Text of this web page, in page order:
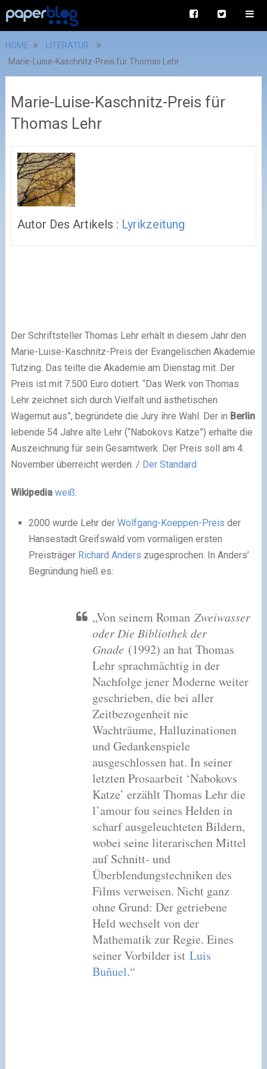
HOME
LITERATUR
Marie-Luise-Kaschnitz-Preis für Thomas Lehr
Marie-Luise-Kaschnitz-Preis für
Thomas Lehr
Autor Des Artikels : Lyrikzeitung
Der Schriftsteller Thomas Lehr erhält in diesem Jahr den
Marie-Luise-Kaschnitz-Preis der Evangelischen Akademie
Tutzing. Das teilte die Akademie am Dienstag mit. Der
Preis ist mit 7.500 Euro dotiert. “Das Werk von Thomas
Lehr zeichnet sich durch Vielfalt und ästhetischen
Wagemut aus”, begründete die Jury ihre Wahl. Der in Berlin
lebende 54 Jahre alte Lehr (“Nabokovs Katze”) erhalte die
Auszeichnung für sein Gesamtwerk. Der Preis soll am 4.
November überreicht werden. / Der Standard
Wikipedia weiß:
2000 wurde Lehr der Wolfgang-Koeppen-Preis der
Hansestadt Greifswald vom vormaligen ersten
Preisträger Richard Anders zugesprochen. In Anders’
Begründung hieß es:
„Von seinem Roman Zweiwasser
oder Die Bibliothek der
Gnade (1992) an hat Thomas
Lehr sprachmächtig in der
Nachfolge jener Moderne weiter
geschrieben, die bei aller
Zeitbezogenheit nie
Wachträume, Halluzinationen
und Gedankenspiele
ausgeschlossen hat. In seiner
letzten Prosaarbeit ‘Nabokovs
Katze’ erzählt Thomas Lehr die
l’amour fou seines Helden in
scharf ausgeleuchteten Bildern,
wobei seine literarischen Mittel
auf Schnitt- und
Überblendungstechniken des
Films verweisen. Nicht ganz
ohne Grund: Der getriebene
Held wechselt von der
Mathematik zur Regie. Eines
seiner Vorbilder ist Luis
Buñuel.“